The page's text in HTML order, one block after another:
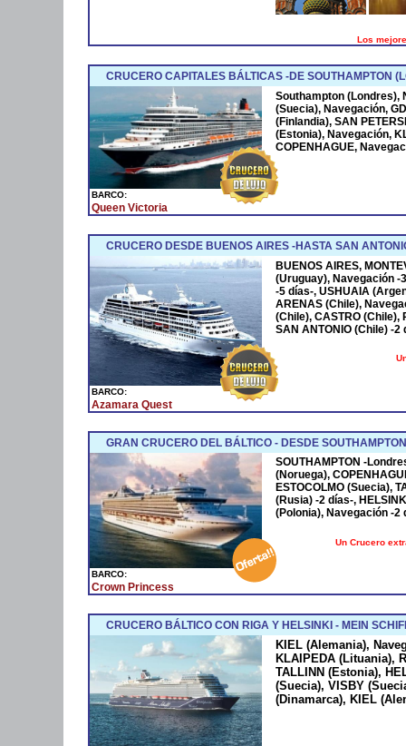
Los
CRUCERO CAPITALES BÁLTICAS -DE SOUTHAMPTON
BARCO:
Queen Victoria
Southampton (Londres),
(Suecia), Navegación,
(Finlandia), SAN
(Estonia), Navegación,
COPENHAGUE,
CRUCERO DESDE BUENOS AIRES -HASTA SAN
BARCO:
Azamara Quest
BUENOS AIRES,
(Uruguay), Navegación -
-5 días-, USHUAIA
ARENAS (Chile),
(Chile), CASTRO (Chile),
SAN ANTONIO (Chile) -2
GRAN CRUCERO DEL BÁLTICO - DESDE
BARCO:
Crown Princess
SOUTHAMPTON -
(Noruega),
ESTOCOLMO (Suecia),
(Rusia) -2 días-,
(Polonia), Navegación -2
Un Crucero
CRUCERO BÁLTICO CON RIGA Y HELSINKI - MEIN
KIEL (Alemania),
KLAIPEDA (Lituania),
TALLINN (Estonia),
(Suecia), VISBY
(Dinamarca), KIEL